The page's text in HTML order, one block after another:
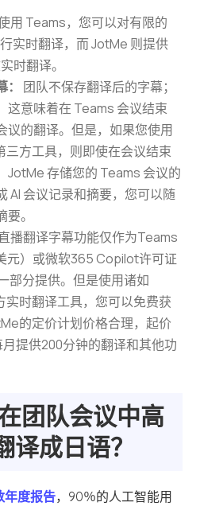
用 Teams，您可以对有限的
实时翻译，而 JotMe 则提供
时翻译。
团队不保存翻译后的字幕；
这意味着在 Teams 会议结束
议的翻译。但是，如果您使用
方工具，则即使在会议结束
JotMe 存储您的 Teams 会议的
AI 会议记录和摘要，您可以随
。
播翻译字幕功能仅作为Teams
元）或微软365 Copilot许可证
部分提供。但是使用诸如
时翻译工具，您可以免费获
的定价计划价格合理，起价
提供200分钟的翻译和其他功
团队会议中高
译成日语？
年度报告，90％的人工智能用